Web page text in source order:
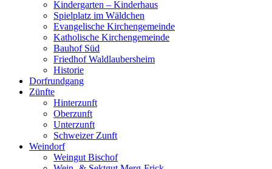
Kindergarten – Kinderhaus
Spielplatz im Wäldchen
Evangelische Kirchengemeinde
Katholische Kirchengemeinde
Bauhof Süd
Friedhof Waldlaubersheim
Historie
Dorfrundgang
Zünfte
Hinterzunft
Oberzunft
Unterzunft
Schweizer Zunft
Weindorf
Weingut Bischof